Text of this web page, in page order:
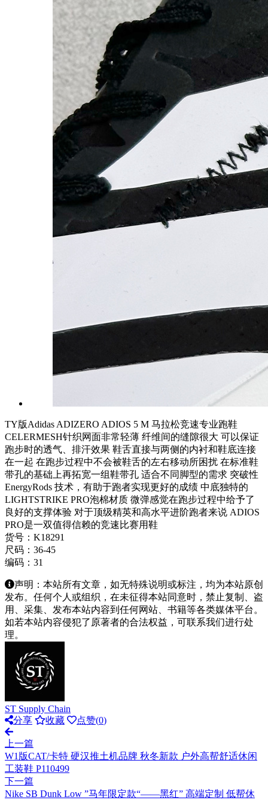
TY版Adidas ADIZERO ADIOS 5 M 马拉松竞速专业跑鞋
CELERMESH针织网面非常轻薄 纤维间的缝隙很大 可以保证
跑步时的透气、排汗效果 鞋舌直接与两侧的内衬和鞋底连接
在一起 在跑步过程中不会被鞋舌的左右移动所困扰 在标准鞋
带孔的基础上再拓宽一组鞋带孔 适合不同脚型的需求 突破性
EnergyRods 技术，有助于跑者实现更好的成绩 中底独特的
LIGHTSTRIKE PRO泡棉材质 微弹感觉在跑步过程中给予了
良好的支撑体验 对于顶级精英和高水平进阶跑者来说 ADIOS
PRO是一双值得信赖的竞速比赛用鞋
货号：K18291
尺码：36-45
编码：31
声明：本站所有文章，如无特殊说明或标注，均为本站原创
发布。任何个人或组织，在未征得本站同意时，禁止复制、盗
用、采集、发布本站内容到任何网站、书籍等各类媒体平台。
如若本站内容侵犯了原著者的合法权益，可联系我们进行处
理。
ST Supply Chain
分享
收藏 点赞(0)
上一篇
W1版CAT/卡特 硬汉推土机品牌 秋冬新款 户外高帮舒适休闲
工装鞋 P110499
下一篇
Nike SB Dunk Low ”马年限定款“——黑红” 高端定制 低帮休